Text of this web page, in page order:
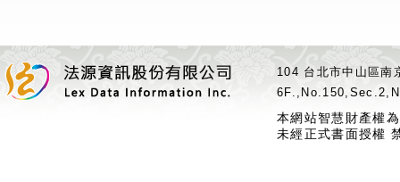
104 台北市中山區
本網站智慧財產權
未經正式書面授權